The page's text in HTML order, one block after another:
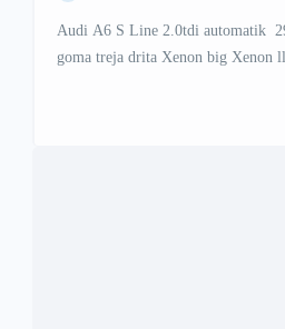
Audi A6 S Line 2.0tdi automatik
goma treja drita Xenon big Xenon